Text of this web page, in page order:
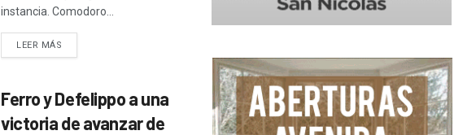
instancia. Comodoro...
LEER MÁS
Ferro y Defelippo a una
victoria de avanzar de